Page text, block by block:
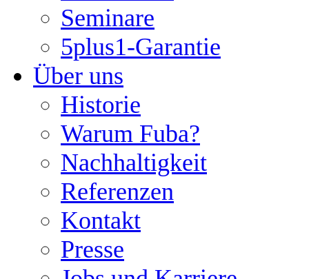
Seminare
5plus1-Garantie
Über uns
Historie
Warum Fuba?
Nachhaltigkeit
Referenzen
Kontakt
Presse